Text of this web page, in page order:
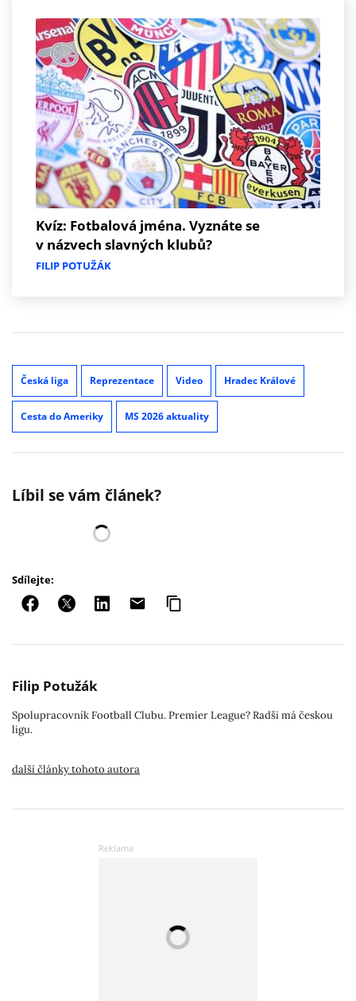
Kvíz: Fotbalová jména. Vyznáte se
v názvech slavných klubů?
FILIP POTUŽÁK
Česká liga Reprezentace Video Hradec Králové
Cesta do Ameriky MS 2026 aktuality
Líbil se vám článek?
Sdílejte:
Filip Potužák
Spolupracovník Football Clubu. Premier League? Radši má českou
ligu.
další články tohoto autora